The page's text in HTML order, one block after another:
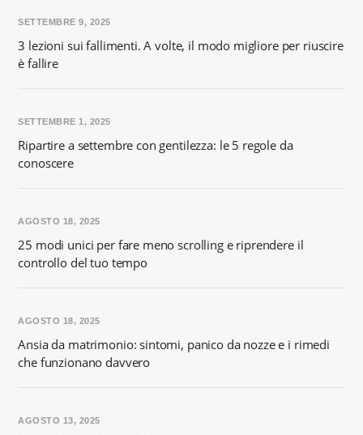
3 lezioni sui fallimenti. A volte, il modo migliore per riuscire
è fallire
SETTEMBRE 9, 2025
Ripartire a settembre con gentilezza: le 5 regole da
conoscere
SETTEMBRE 1, 2025
25 modi unici per fare meno scrolling e riprendere il
controllo del tuo tempo
AGOSTO 18, 2025
Ansia da matrimonio: sintomi, panico da nozze e i rimedi
che funzionano davvero
AGOSTO 18, 2025
AGOSTO 13, 2025